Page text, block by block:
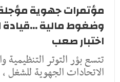
مؤتمرات جهوية
وضغوط مالية ...قيادة
اختبار صعب
تتسع بؤر التوتر
الاتحادات الجهوية للشغل